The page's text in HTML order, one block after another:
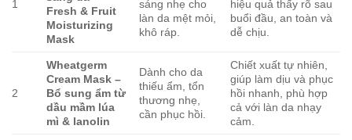
1
Fresh & Fruit
Moisturizing
Mask
sáng nhẹ cho
làn da mệt mỏi,
khô ráp.
hiệu quả thấy rõ sau
buổi đầu, an toàn và
dễ chịu.
2
Wheatgerm
Cream Mask –
Bổ sung ẩm từ
dầu mầm lúa
mì & lanolin
Dành cho da
thiếu ẩm, tổn
thương nhẹ,
cần phục hồi.
Chiết xuất tự nhiên,
giúp làm dịu và phục
hồi nhanh, phù hợp
cả với làn da nhạy
cảm.